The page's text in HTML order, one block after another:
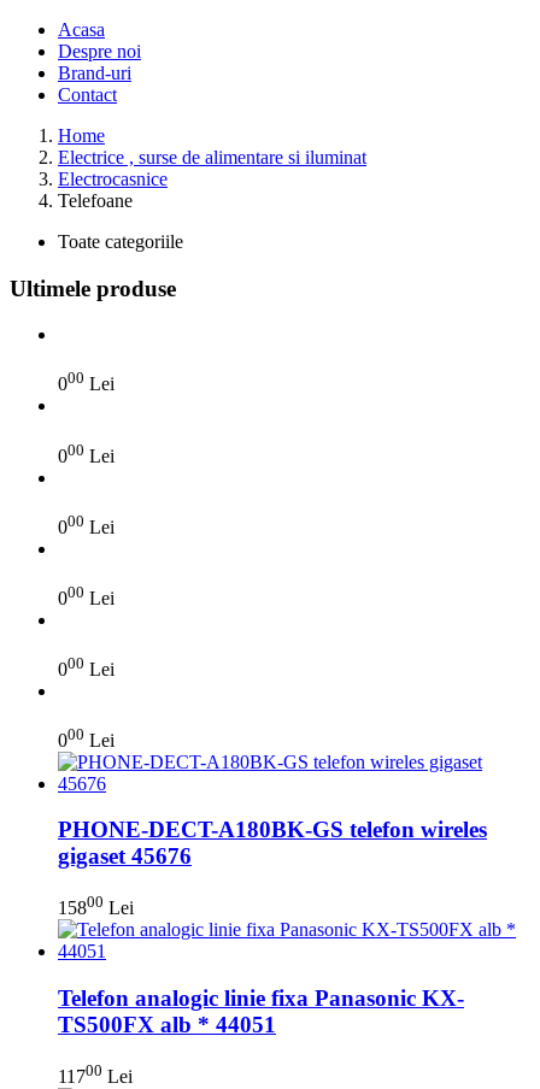
Acasa
Despre noi
Brand-uri
Contact
Home
Electrice , surse de alimentare si iluminat
Electrocasnice
Telefoane
Toate categoriile
Ultimele produse
000 Lei
000 Lei
000 Lei
000 Lei
000 Lei
000 Lei
PHONE-DECT-A180BK-GS telefon wireles
gigaset 45676
15800 Lei
Telefon analogic linie fixa Panasonic KX-
TS500FX alb * 44051
11700 Lei